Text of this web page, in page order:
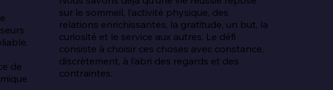
de
sur le sommeil, l’activité physique, des
relations enrichissantes, la gratitude, un but, la
curiosité et le service aux autres. Le défi
consiste à choisir ces choses avec constance,
discrètement, à l’abri des regards et des
contraintes.